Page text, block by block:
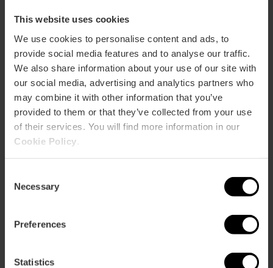
This website uses cookies
We use cookies to personalise content and ads, to
provide social media features and to analyse our traffic.
We also share information about your use of our site with
our social media, advertising and analytics partners who
may combine it with other information that you’ve
provided to them or that they’ve collected from your use
of their services. You will find more information in our
Cookie Policy
Selection
Necessary
Preferences
Statistics
di Mahoufresca al punto giusto e
completano il programma di questa edizione.
Vieni?
Ricorda: il 30 giugno torna la grande festa dell’estate per
fare shopping divertendosi
Da non perdere!